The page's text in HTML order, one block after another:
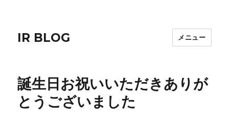
IR BLOG メニュー
誕生日お祝いいただきありが
とうございました